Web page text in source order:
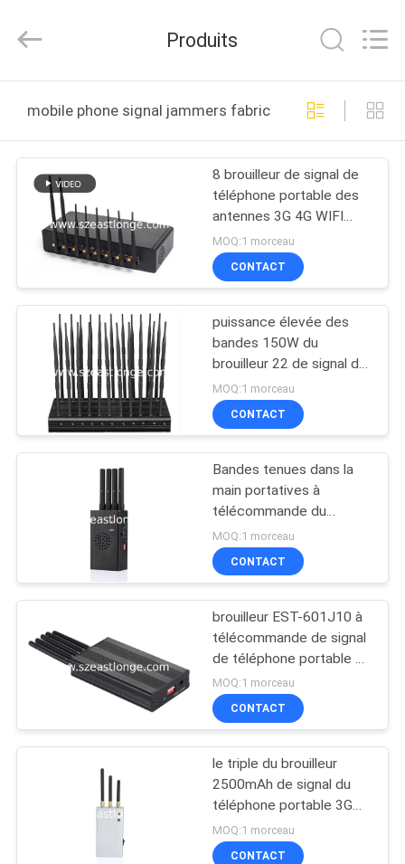
DES
PRODUITS
VIDÉOS
AU
SUJET
NOUS
VISITE
CONTRÔLE
DE
QUALITÉ
CONTACTEZ-
NOUVELLES
EASTLONGE
ELECTRONICS(HK)
Rights
Produits
mobile phone signal jammers fabrication en ligne
8 brouilleur de signal de
téléphone portable des
antennes 3G 4G WIFI
avec le connecteur
d'USB
MOQ:1 morceau
CONTACT
puissance élevée des
bandes 150W du
brouilleur 22 de signal de
téléphone portable de
4G 5G WIFI
MOQ:1 morceau
CONTACT
Bandes tenues dans la
main portatives à
télécommande du
brouilleur 5 de signal de
téléphone portable
MOQ:1 morceau
CONTACT
brouilleur EST-601J10 à
télécommande de signal
de téléphone portable de
4G WiFi
MOQ:1 morceau
CONTACT
le triple du brouilleur
2500mAh de signal du
téléphone portable 3G
réunit tenu dans la main
portatif
MOQ:1 morceau
CONTACT